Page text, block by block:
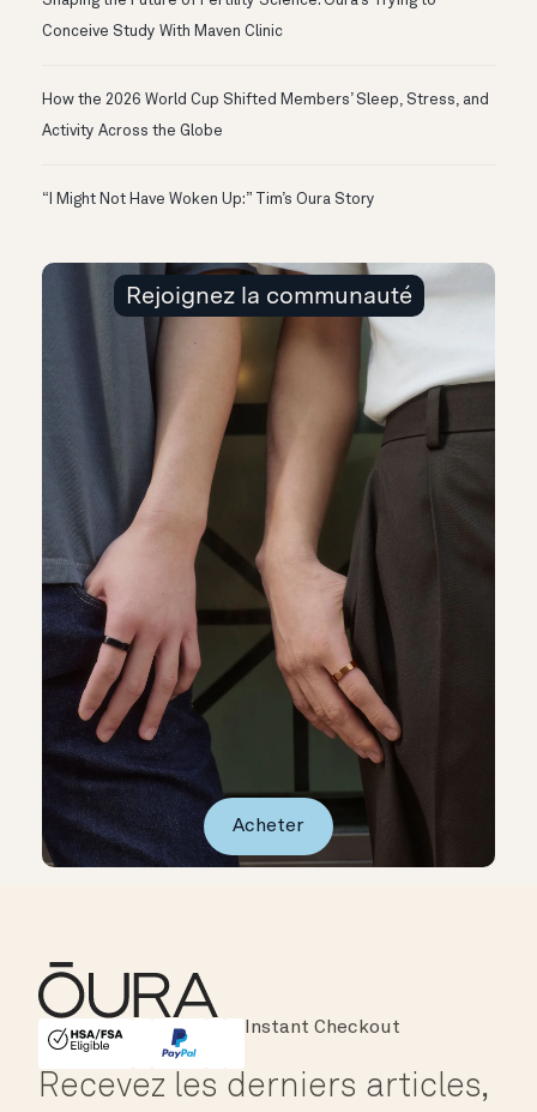
Conceive Study With Maven Clinic
How the 2026 World Cup Shifted Members’ Sleep, Stress, and
Activity Across the Globe
“I Might Not Have Woken Up:” Tim’s Oura Story
Rejoignez la communauté
Acheter
HSA/FSA Eligible
Affirm
Instant Checkout
Recevez les derniers articles,